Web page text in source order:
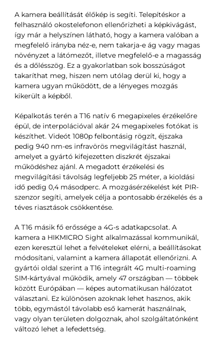
A kamera beállítását élőkép is segíti. Telepítéskor a
felhasználó okostelefonon ellenőrizheti a képkivágást,
így már a helyszínen látható, hogy a kamera valóban a
megfelelő irányba néz-e, nem takarja-e ág vagy magas
növényzet a látómezőt, illetve megfelelő-e a magasság
és a dőlésszög. Ez a gyakorlatban sok bosszúságot
takaríthat meg, hiszen nem utólag derül ki, hogy a
kamera ugyan működött, de a lényeges mozgás
kikerült a képből.
Képalkotás terén a T16 natív 6 megapixeles érzékelőre
épül, de interpolációval akár 24 megapixeles fotókat is
készíthet. Videót 1080p felbontásig rögzít, éjszaka
pedig 940 nm-es infravörös megvilágítást használ,
amelyet a gyártó kifejezetten diszkrét éjszakai
működéshez ajánl. A megadott érzékelési és
megvilágítási távolság legfeljebb 25 méter, a kioldási
idő pedig 0,4 másodperc. A mozgásérzékelést két PIR-
szenzor segíti, amelyek célja a pontosabb érzékelés és a
téves riasztások csökkentése.
A T16 másik fő erőssége a 4G-s adatkapcsolat. A
kamera a HIKMICRO Sight alkalmazással kommunikál,
ezen keresztül lehet a felvételeket elérni, a beállításokat
módosítani, valamint a kamera állapotát ellenőrizni. A
gyártói oldal szerint a T16 integrált 4G multi-roaming
SIM-kártyával működik, amely 47 országban — többek
között Európában — képes automatikusan hálózatot
választani. Ez különösen azoknak lehet hasznos, akik
több, egymástól távolabb eső kamerát használnak,
vagy olyan területen dolgoznak, ahol szolgáltatónként
változó lehet a lefedettség.